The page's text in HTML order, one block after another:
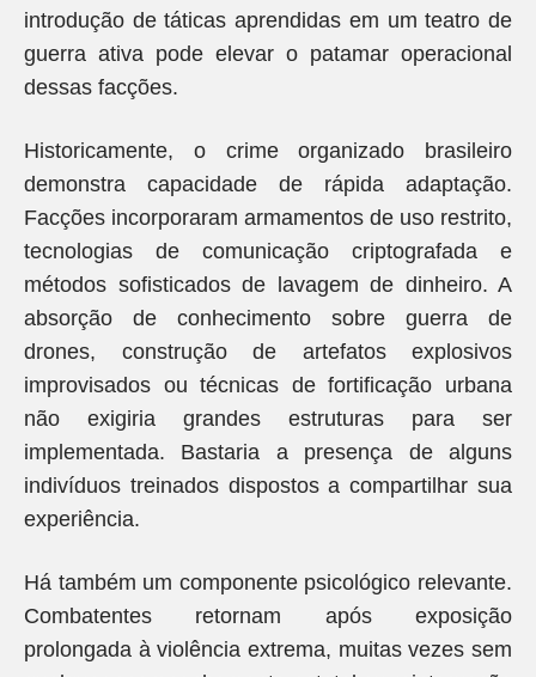
introdução de táticas aprendidas em um teatro de
guerra ativa pode elevar o patamar operacional
dessas facções.
Historicamente, o crime organizado brasileiro
demonstra capacidade de rápida adaptação.
Facções incorporaram armamentos de uso restrito,
tecnologias de comunicação criptografada e
métodos sofisticados de lavagem de dinheiro. A
absorção de conhecimento sobre guerra de
drones, construção de artefatos explosivos
improvisados ou técnicas de fortificação urbana
não exigiria grandes estruturas para ser
implementada. Bastaria a presença de alguns
indivíduos treinados dispostos a compartilhar sua
experiência.
Há também um componente psicológico relevante.
Combatentes retornam após exposição
prolongada à violência extrema, muitas vezes sem